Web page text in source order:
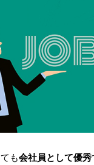
も会社員として優秀